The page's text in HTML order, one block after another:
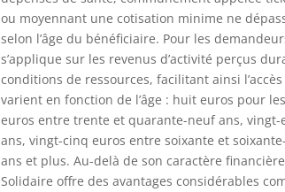
ou moyennant une cotisation minime ne
selon l’âge du bénéficiaire. Pour les
s’applique sur les revenus d’activité perçus
conditions de ressources, facilitant ainsi
varient en fonction de l’âge : huit euros pour
euros entre trente et quarante-neuf ans,
ans, vingt-cinq euros entre soixante et
ans et plus. Au-delà de son caractère
Solidaire offre des avantages considérables